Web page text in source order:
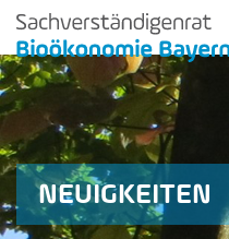
NEUIGKEITEN